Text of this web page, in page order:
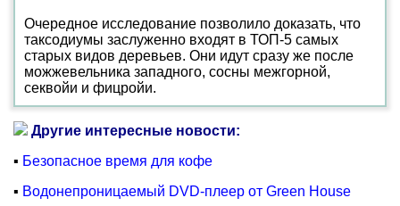
Очередное исследование позволило доказать, что
таксодиумы заслуженно входят в ТОП-5 самых
старых видов деревьев. Они идут сразу же после
можжевельника западного, сосны межгорной,
секвойи и фицройи.
Другие интересные новости:
▪ Безопасное время для кофе
▪ Водонепроницаемый DVD-плеер от Green House